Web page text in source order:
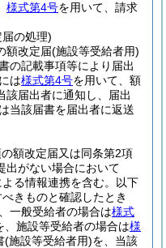
様式第4号を用いて、請求
の処理)
額改定届(施設等受給者用)
の記載事項等により届出
は様式第4号を用いて、額
該届出者に通知し、届出
当該届書を届出者に返送
額改定届又は同条第2項
出がない場合において
る情報連携を含む。以下
きものと確認したとき
一般受給者の場合は様式
施設等受給者の場合は様
(施設等受給者用)を、当該